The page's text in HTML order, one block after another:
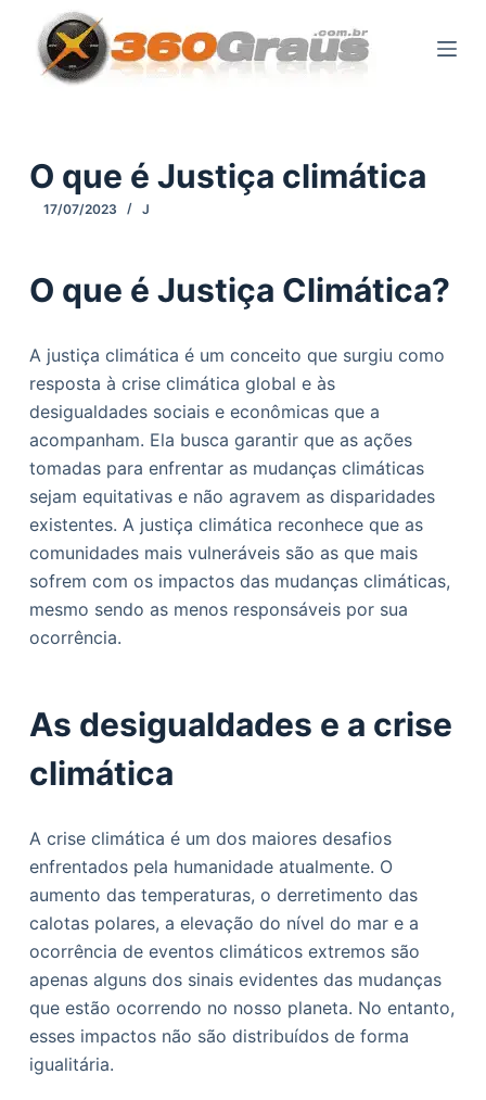
p
o
n
e
ú
d
o
O que é Justiça climática
17/07/2023 J
O que é Justiça Climática?
A justiça climática é um conceito que surgiu como
resposta à crise climática global e às
desigualdades sociais e econômicas que a
acompanham. Ela busca garantir que as ações
tomadas para enfrentar as mudanças climáticas
sejam equitativas e não agravem as disparidades
existentes. A justiça climática reconhece que as
comunidades mais vulneráveis são as que mais
sofrem com os impactos das mudanças climáticas,
mesmo sendo as menos responsáveis por sua
ocorrência.
As desigualdades e a crise
climática
A crise climática é um dos maiores desafios
enfrentados pela humanidade atualmente. O
aumento das temperaturas, o derretimento das
calotas polares, a elevação do nível do mar e a
ocorrência de eventos climáticos extremos são
apenas alguns dos sinais evidentes das mudanças
que estão ocorrendo no nosso planeta. No entanto,
esses impactos não são distribuídos de forma
igualitária.